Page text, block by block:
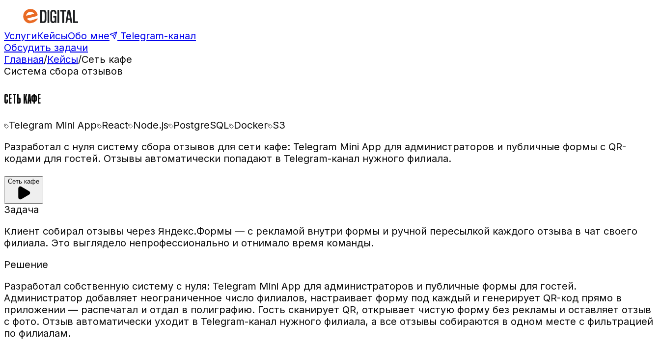
УслугиКейсыОбо мне
Telegram-канал
Обсудить задачи
Главная/Кейсы/Сеть кафе
Система сбора отзывов
СЕТЬ КАФЕ
Telegram Mini App React Node.js PostgreSQL Docker S3
Разработал с нуля систему сбора отзывов для сети кафе: Telegram Mini App для администраторов и публичные формы с QR-
кодами для гостей. Отзывы автоматически попадают в Telegram-канал нужного филиала.
Сеть кафе
Задача
Клиент собирал отзывы через Яндекс.Формы — с рекламой внутри формы и ручной пересылкой каждого отзыва в чат своего
филиала. Это выглядело непрофессионально и отнимало время команды.
Решение
Разработал собственную систему с нуля: Telegram Mini App для администраторов и публичные формы для гостей.
Администратор добавляет неограниченное число филиалов, настраивает форму под каждый и генерирует QR-код прямо в
приложении — распечатал и отдал в полиграфию. Гость сканирует QR, открывает чистую форму без рекламы и оставляет отзыв
с фото. Отзыв автоматически уходит в Telegram-канал нужного филиала, а все отзывы собираются в одном месте с фильтрацией
по филиалам.